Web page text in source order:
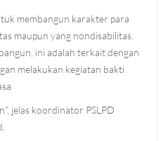
membangun karakter para
maupun yang nondisabilitas.
ini adalah terkait dengan
melakukan kegiatan bakti
jelas koordinator PSLPD